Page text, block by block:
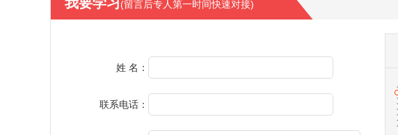
(留言后专人第一时间快速对接)
姓 名：
联系电话：